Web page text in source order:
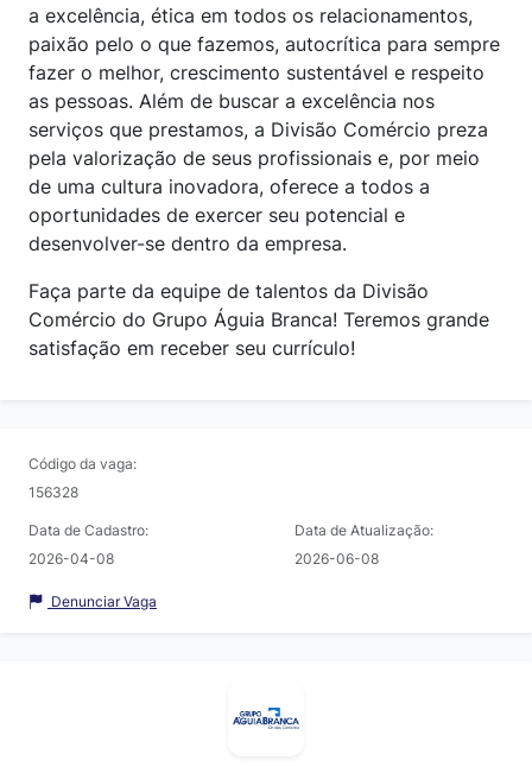
a excelência, ética em todos os relacionamentos,
paixão pelo o que fazemos, autocrítica para sempre
fazer o melhor, crescimento sustentável e respeito
as pessoas. Além de buscar a excelência nos
serviços que prestamos, a Divisão Comércio preza
pela valorização de seus profissionais e, por meio
de uma cultura inovadora, oferece a todos a
oportunidades de exercer seu potencial e
desenvolver-se dentro da empresa.
Faça parte da equipe de talentos da Divisão
Comércio do Grupo Águia Branca! Teremos grande
satisfação em receber seu currículo!
Código da vaga:
156328
Data de Cadastro:
2026-04-08
Data de Atualização:
2026-06-08
Denunciar Vaga